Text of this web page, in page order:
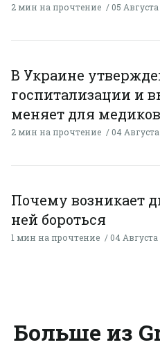
2 мин на прочтение 05 Августа
В Украине
госпитализации и
меняет для
2 мин на прочтение 04
Почему возникает
ней бороться
1 мин на прочтение 04 Августа
Больше из